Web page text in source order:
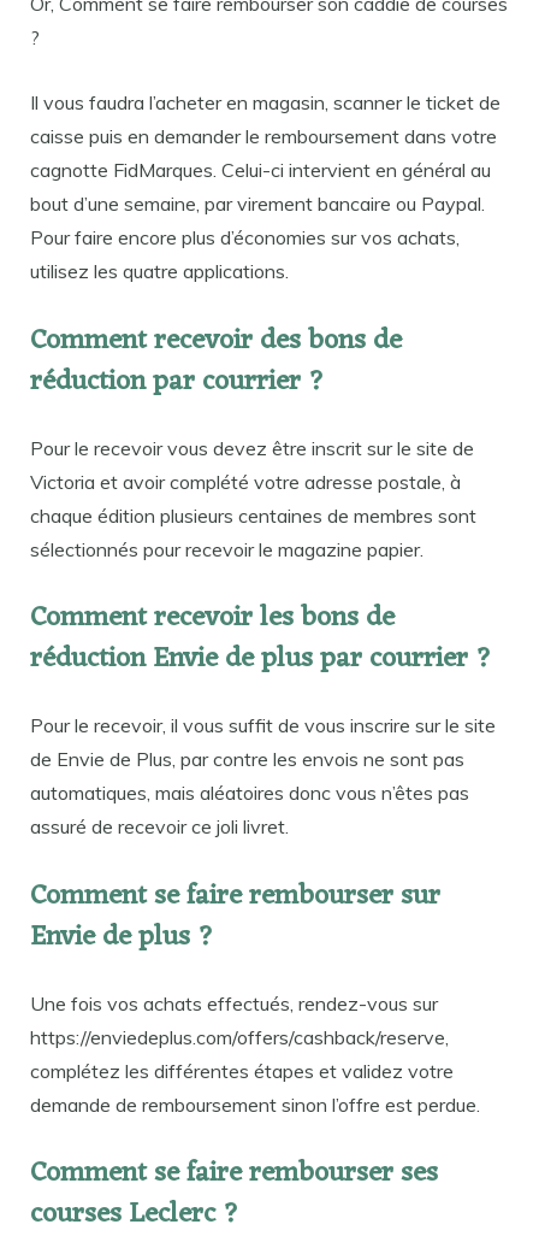
?
Il vous faudra l’acheter en magasin, scanner le ticket de
caisse puis en demander le remboursement dans votre
cagnotte FidMarques. Celui-ci intervient en général au
bout d’une semaine, par virement bancaire ou Paypal.
Pour faire encore plus d’économies sur vos achats,
utilisez les quatre applications.
Comment recevoir des bons de
réduction par courrier ?
Pour le recevoir vous devez être inscrit sur le site de
Victoria et avoir complété votre adresse postale, à
chaque édition plusieurs centaines de membres sont
sélectionnés pour recevoir le magazine papier.
Comment recevoir les bons de
réduction Envie de plus par courrier ?
Pour le recevoir, il vous suffit de vous inscrire sur le site
de Envie de Plus, par contre les envois ne sont pas
automatiques, mais aléatoires donc vous n’êtes pas
assuré de recevoir ce joli livret.
Comment se faire rembourser sur
Envie de plus ?
Une fois vos achats effectués, rendez-vous sur
https://enviedeplus.com/offers/cashback/reserve,
complétez les différentes étapes et validez votre
demande de remboursement sinon l’offre est perdue.
Comment se faire rembourser ses
courses Leclerc ?